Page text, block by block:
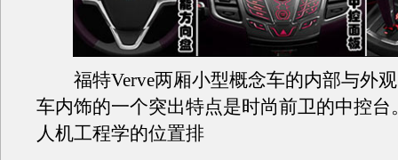
福特Verve两厢小型概念车的内部与外观
车内饰的一个突出特点是时尚前卫的中控台
人机工程学的位置排